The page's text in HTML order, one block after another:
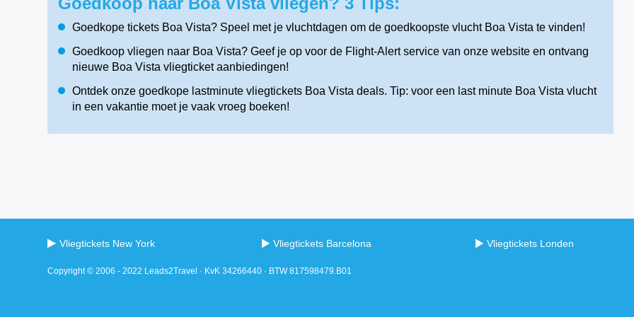
Goedkope tickets Boa Vista? Speel met je vluchtdagen om de goedkoopste vlucht Boa Vista te vinden!
Goedkoop vliegen naar Boa Vista? Geef je op voor de Flight-Alert service van onze website en ontvang
nieuwe Boa Vista vliegticket aanbiedingen!
Ontdek onze goedkope lastminute vliegtickets Boa Vista deals. Tip: voor een last minute Boa Vista vlucht
in een vakantie moet je vaak vroeg boeken!
Vliegtickets New York Vliegtickets Barcelona Vliegtickets Londen
Copyright © 2006 - 2022 Leads2Travel · KvK 34266440 · BTW 817598479.B01